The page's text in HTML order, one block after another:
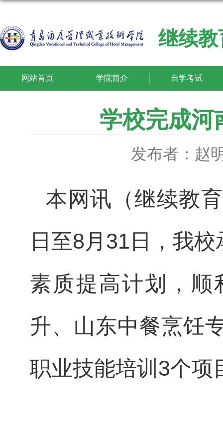
继续
网站首页 学院简介 自学考试
学校完成河
发布者：赵
本网讯 （继续教
日至8月31日，我
素质提高计划，顺
升、山东中餐烹饪
职业技能培训3个项